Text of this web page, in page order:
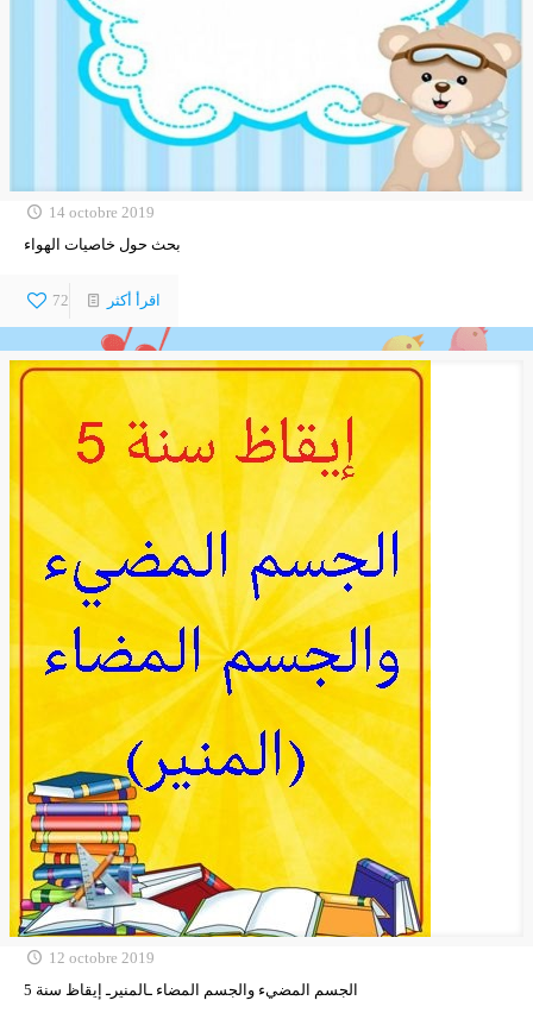
14 octobre 2019
بحث حول خاصيات الهواء
72 اقرأ أكثر
12 octobre 2019
الجسم المضيء والجسم المضاء ـالمنيرـ إيقاظ سنة 5